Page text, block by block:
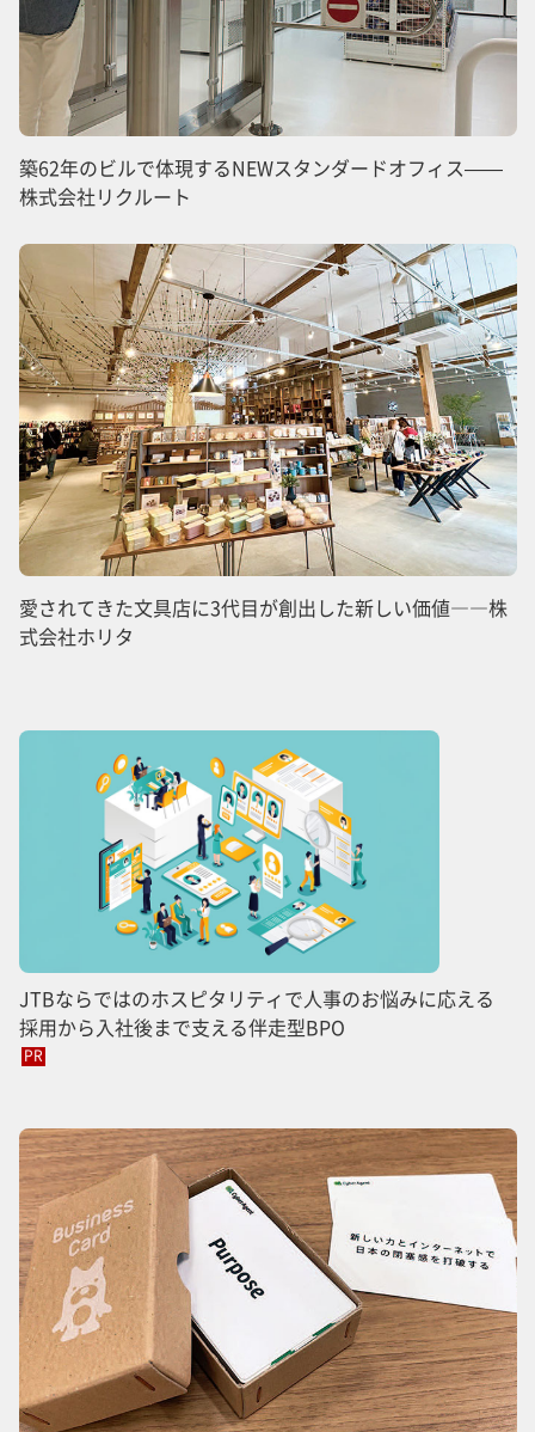
築62年のビルで体現するNEWスタンダードオフィス——
株式会社リクルート
愛されてきた文具店に3代目が創出した新しい価値――株
式会社ホリタ
JTBならではのホスピタリティで人事のお悩みに応える
採用から入社後まで支える伴走型BPO
PR